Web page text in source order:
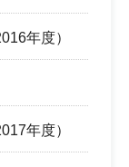
年度）
年度）